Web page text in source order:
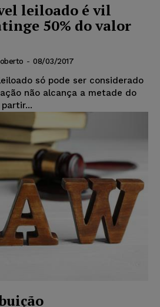
leiloado é vil
50% do valor
- 08/03/2017
só pode ser considerado
não alcança a metade do